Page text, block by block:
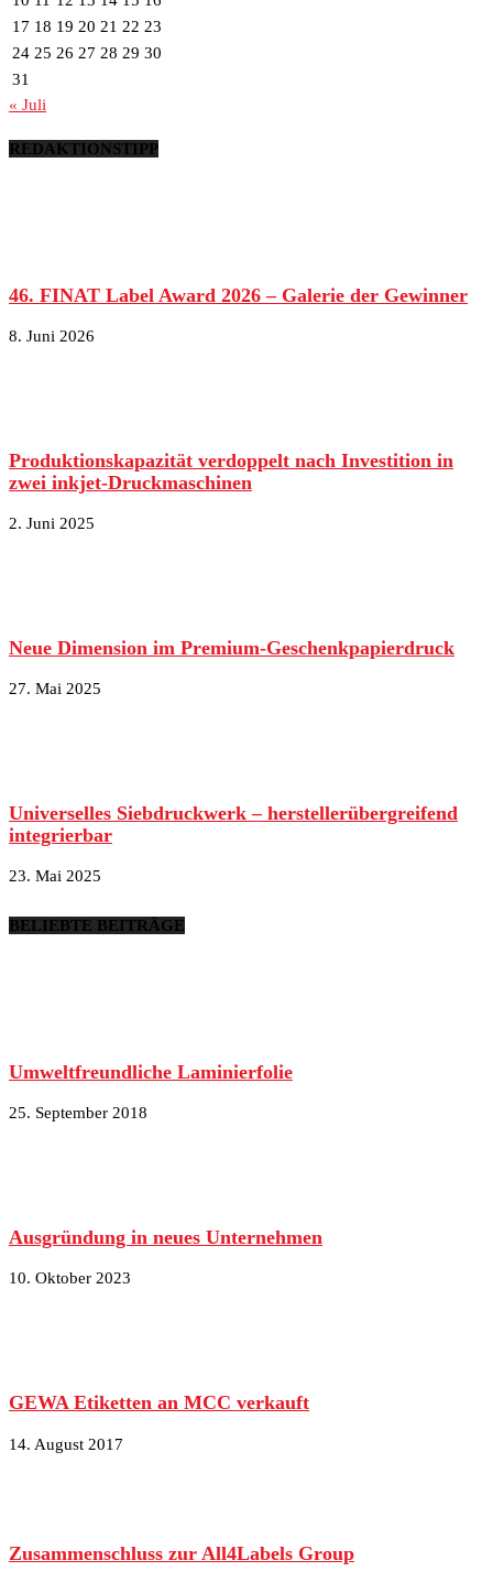
17 18 19 20 21 22 23
24 25 26 27 28 29 30
31
« Juli
REDAKTIONSTIPP
46. FINAT Label Award 2026 – Galerie der Gewinner
8. Juni 2026
Produktionskapazität verdoppelt nach Investition in
zwei inkjet-Druckmaschinen
2. Juni 2025
Neue Dimension im Premium-Geschenkpapierdruck
27. Mai 2025
Universelles Siebdruckwerk – herstellerübergreifend
integrierbar
23. Mai 2025
BELIEBTE BEITRÄGE
Umweltfreundliche Laminierfolie
25. September 2018
Ausgründung in neues Unternehmen
10. Oktober 2023
GEWA Etiketten an MCC verkauft
14. August 2017
Zusammenschluss zur All4Labels Group